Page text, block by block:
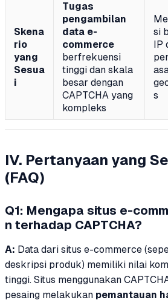
Skena
rio
yang
Sesua
i
Tugas
pengambilan
data e-
commerce
berfrekuensi
tinggi dan skala
besar dengan
CAPTCHA yang
kompleks
si
IP
s
IV. Pertanyaan yang
(FAQ)
Q1: Mengapa situs e-
n terhadap CAPTCHA?
A: Data dari situs e-commerce
deskripsi produk) memiliki nilai
tinggi. Situs menggunakan
pesaing melakukan pemantauan